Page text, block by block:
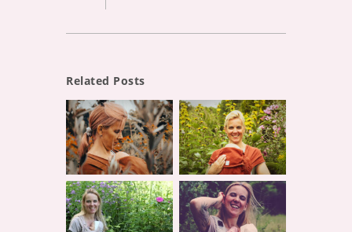
Related Posts